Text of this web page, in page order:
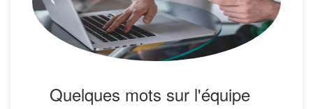
Quelques mots sur l'équipe